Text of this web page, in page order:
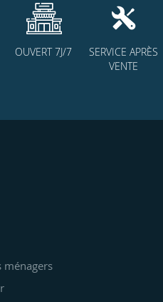
OUVERT 7J/7
SERVICE APRÈS
VENTE
ménagers